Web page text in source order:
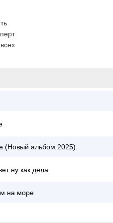
(Новый альбом 2025)
ну как дела
на море